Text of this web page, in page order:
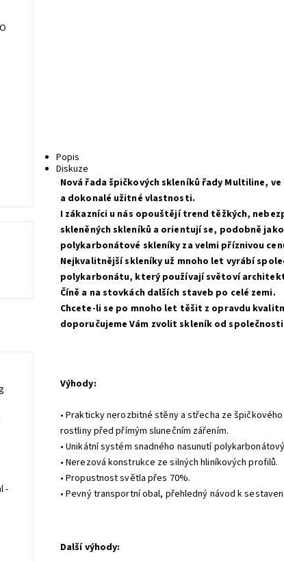
Popis
Diskuze
Nová řada špičkových skleníků řady Multiline,
a dokonalé užitné vlastnosti.
I zákazníci u nás opouštějí trend těžkých,
skleněných skleníků a orientují se, podobně
polykarbonátové skleníky za velmi příznivou
Nejkvalitnější skleníky už mnoho let vyrábí
polykarbonátu, který používají světoví
Číně a na stovkách dalších staveb po celé zemi.
Chcete-li se po mnoho let těšit z opravdu
doporučujeme Vám zvolit skleník od
Výhody:
• Prakticky nerozbitné stěny a střecha ze
rostliny před přímým slunečním zářením.
• Unikátní systém snadného nasunutí
• Nerezová konstrukce ze silných hliníkových profilů.
• Propustnost světla přes 70%.
• Pevný transportní obal, přehledný návod k
Další výhody:
-